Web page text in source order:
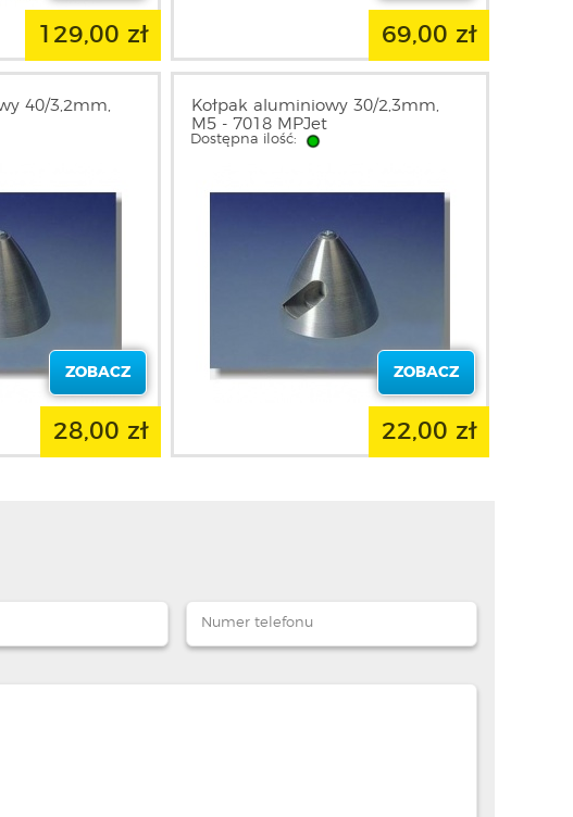
129,00 zł 69,00 zł
40/3,2mm,
ZOBACZ
28,00 zł
Kołpak aluminiowy 30/2,3mm,
M5 - 7018 MPJet
Dostępna ilość:
ZOBACZ
22,00 zł